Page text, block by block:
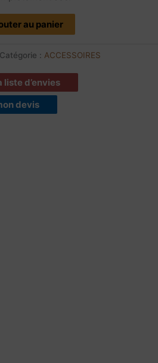
au panier
Catégorie :ACCESSOIRES
liste d’envies
devis